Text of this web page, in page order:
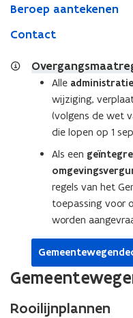
Beroep aantekenen
Contact
Alle
wijziging,
(volgens de wet
die lopen op 1
Als een
regels van het
toepassing voor
worden
Rooilijnplannen